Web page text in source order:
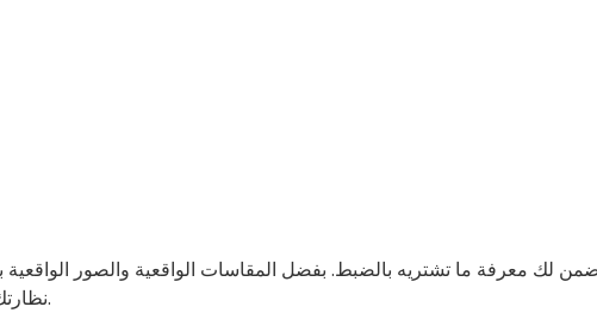
لك معرفة ما تشتريه بالضبط. بفضل المقاسات الواقعية والصور الواقعية
نظارتك الشمسية الجديدة ستبدو بنفس الروعة التي تبدو عليها في الواقع.